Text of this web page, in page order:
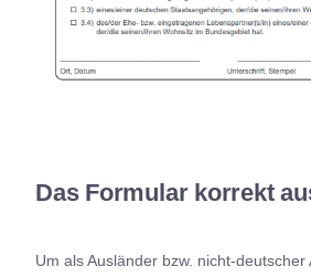
Das Formular korrekt
Um als Ausländer bzw. nicht-deutscher